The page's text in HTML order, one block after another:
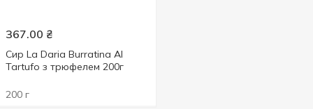
367.00 ₴
Сир La Daria Burratina Al
Tartufo з трюфелем 200г
200 г